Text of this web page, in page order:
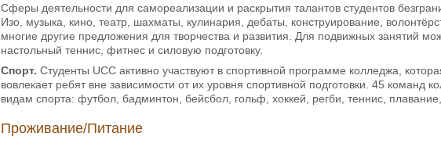
Сферы деятельности для самореализации и раскрытия талантов студентов
Изо, музыка, кино, театр, шахматы, кулинария, дебаты, конструирование,
многие другие предложения для творчества и развития. Для подвижных занятий
настольный теннис, фитнес и силовую подготовку.
Спорт. Студенты UCC активно участвуют в спортивной программе колледжа,
вовлекает ребят вне зависимости от их уровня спортивной подготовки. 45 команд
видам спорта: футбол, бадминтон, бейсбол, гольф, хоккей, регби, теннис,
Проживание/Питание